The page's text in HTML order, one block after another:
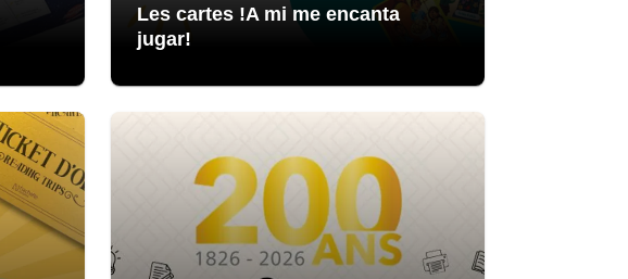
Les cartes !A mi me encanta
jugar!